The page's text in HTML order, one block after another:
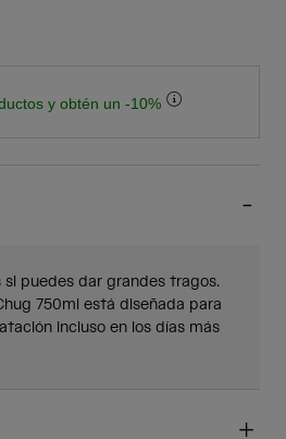
y obtén un -10%
si puedes dar grandes tragos.
750ml está diseñada para
incluso en los días más